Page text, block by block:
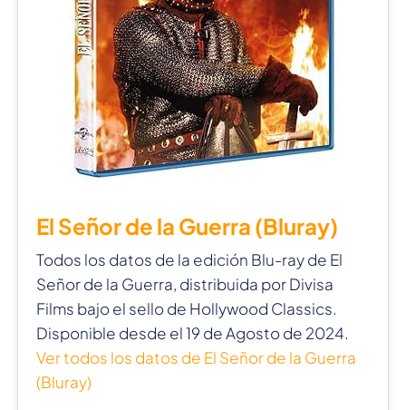
El Señor de la Guerra (Bluray)
Todos los datos de la edición Blu-ray de El
Señor de la Guerra, distribuida por Divisa
Films bajo el sello de Hollywood Classics.
Disponible desde el 19 de Agosto de 2024.
Ver todos los datos de El Señor de la Guerra
(Bluray)